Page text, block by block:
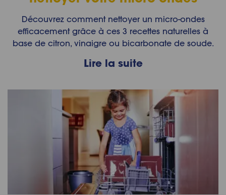
Découvrez comment nettoyer un micro-ondes
efficacement grâce à ces 3 recettes naturelles à
base de citron, vinaigre ou bicarbonate de soude.
Lire la suite